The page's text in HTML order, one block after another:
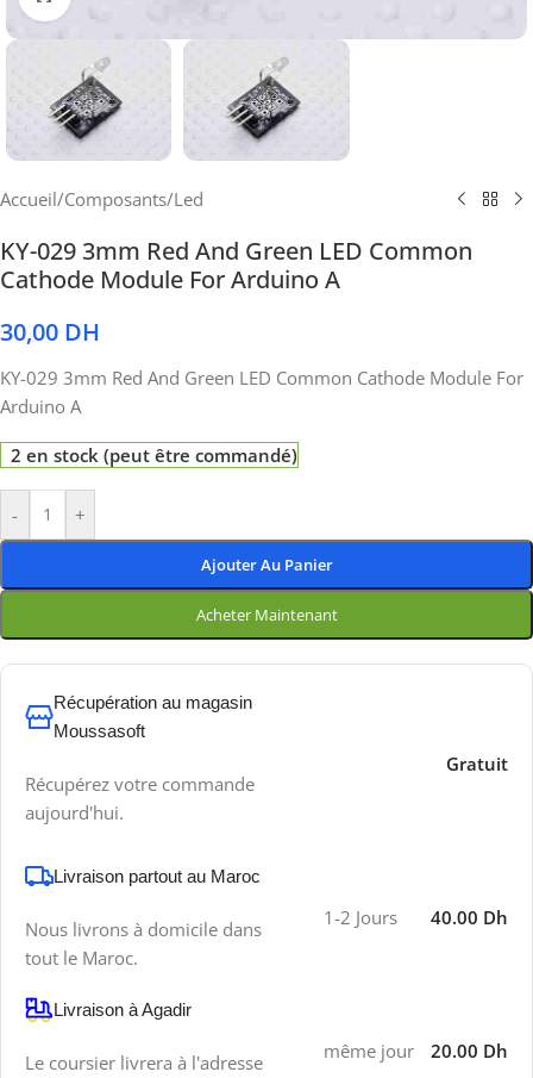
Accueil/Composants/Led
KY-029 3mm Red And Green LED Common
Cathode Module For Arduino A
30,00 DH
KY-029 3mm Red And Green LED Common Cathode Module For
Arduino A
2 en stock (peut être commandé)
- +
Ajouter Au Panier
Acheter Maintenant
Récupération au magasin
Moussasoft
Récupérez votre commande
aujourd'hui.
Gratuit
Livraison partout au Maroc
Nous livrons à domicile dans
tout le Maroc.
1-2 Jours 40.00 Dh
Livraison à Agadir
Le coursier livrera à l'adresse
même jour 20.00 Dh